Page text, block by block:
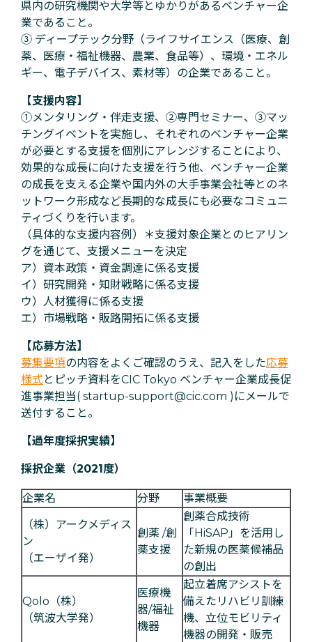
県内の研究機関や大学等とゆかりがあるベンチャー企
業であること。
③ ディープテック分野（ライフサイエンス（医療、創
薬、医療・福祉機器、農業、食品等）、環境・エネル
ギー、電子デバイス、素材等）の企業であること。
【支援内容】
①メンタリング・伴走支援、②専門セミナー、③マッ
チングイベントを実施し、それぞれのベンチャー企業
が必要とする支援を個別にアレンジすることにより、
効果的な成長に向けた支援を行う他、ベンチャー企業
の成長を支える企業や国内外の大手事業会社等とのネ
ットワーク形成など長期的な成長にも必要なコミュニ
ティづくりを行います。
（具体的な支援内容例）＊支援対象企業とのヒアリン
グを通じて、支援メニューを決定
ア）資本政策・資金調達に係る支援
イ）研究開発・知財戦略に係る支援
ウ）人材獲得に係る支援
エ）市場戦略・販路開拓に係る支援
【応募方法】
募集要項の内容をよくご確認のうえ、記入をした応募
様式 とピッチ資料をCIC Tokyo ベンチャー企業成長促
進事業担当( startup-support@cic.com )にメールで
送付すること。
【過年度採択実績】
採択企業（2021度）
企業名 分野
事業概要
（株）アークメディス
ン
（エーザイ発）
創薬 /創
薬支援
創薬合成技術
「HiSAP」を活用し
た新規の医薬候補品
の創出
Qolo（株）
（筑波大学発）
医療機
器/福祉
機器
起立着席アシストを
備えたリハビリ訓練
機、立位モビリティ
機器の開発・販売